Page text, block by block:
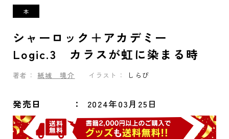
シャーロック＋アカデミー
Logic.3 カラスが虹に染まる時
著者： 紙城 境介 イラスト： しらび
発売日 2024年03月25日